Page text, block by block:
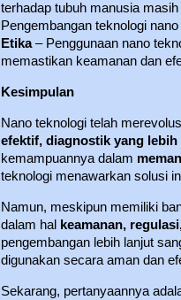
terhadap tubuh manusia
Pengembangan teknologi
Etika– Penggunaan nano
memastikan keamanan dan
Kesimpulan
Nano teknologi telah
efektif, diagnostik yang
kemampuannya dalam
teknologi menawarkan solusi
Namun, meskipun memiliki
dalam hal
keamanan,
pengembangan lebih lanjut
digunakan secara aman dan
Sekarang, pertanyaannya